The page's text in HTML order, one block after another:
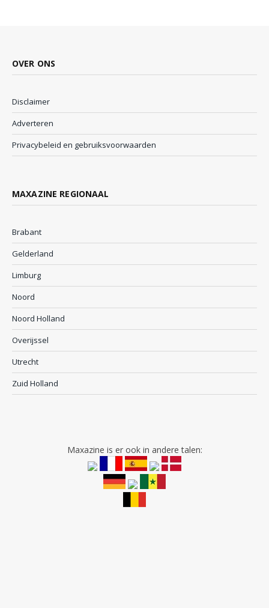
OVER ONS
Disclaimer
Adverteren
Privacybeleid en gebruiksvoorwaarden
MAXAZINE REGIONAAL
Brabant
Gelderland
Limburg
Noord
Noord Holland
Overijssel
Utrecht
Zuid Holland
Maxazine is er ook in andere talen: